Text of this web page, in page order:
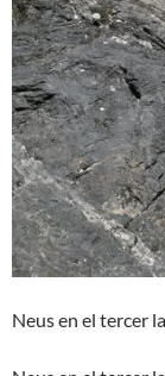
Neus en el tercer